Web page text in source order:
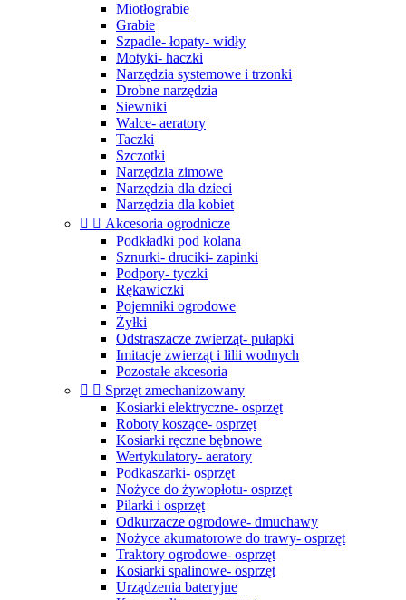
Miotłograbie
Grabie
Szpadle- łopaty- widły
Motyki- haczki
Narzędzia systemowe i trzonki
Drobne narzędzia
Siewniki
Walce- aeratory
Taczki
Szczotki
Narzędzia zimowe
Narzędzia dla dzieci
Narzędzia dla kobiet
  Akcesoria ogrodnicze
Podkładki pod kolana
Sznurki- druciki- zapinki
Podpory- tyczki
Rękawiczki
Pojemniki ogrodowe
Żyłki
Odstraszacze zwierząt- pułapki
Imitacje zwierząt i lilii wodnych
Pozostałe akcesoria
  Sprzęt zmechanizowany
Kosiarki elektryczne- osprzęt
Roboty koszące- osprzęt
Kosiarki ręczne bębnowe
Wertykulatory- aeratory
Podkaszarki- osprzęt
Nożyce do żywopłotu- osprzęt
Pilarki i osprzęt
Odkurzacze ogrodowe- dmuchawy
Nożyce akumatorowe do trawy- osprzęt
Traktory ogrodowe- osprzęt
Kosiarki spalinowe- osprzęt
Urządzenia bateryjne